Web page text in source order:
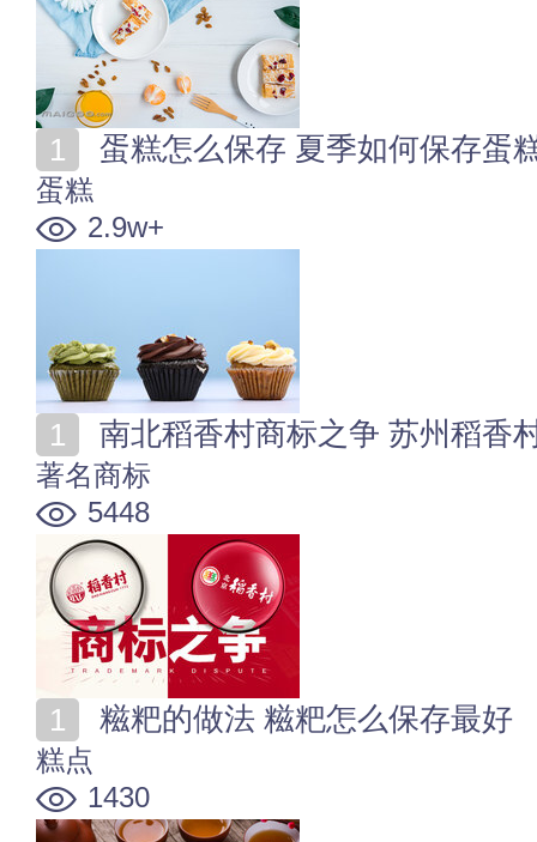
蛋糕怎么保存 夏季如何保存蛋
蛋糕
2.9w+
南北稻香村商标之争 苏州稻香
著名商标
5448
糍粑的做法 糍粑怎么保存最好
糕点
1430